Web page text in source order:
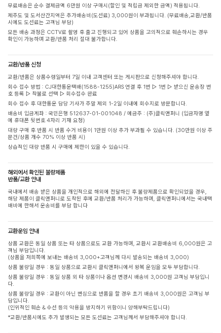
무료배송은 순수 결제금액 6만원 이상 구매시(할인 및 적립금 제외한 금액) 적용됩니다.
제주도 및 도서산간지역은 추가배송비(도선료) 3,000원이 부과됩니다. (무료배송,교환/반품
시에도 도선료는 고객님 부담)
모든 배송 과정은 CCTV로 촬영 후 출고 진행되고 있어 상품을 고의적으로 훼손하시는 경우
확인이 가능하며 교환/반품 처리 절대 불가합니다.
교환/반품 신청
교환/반품은 상품수령일부터 7일 이내 고객센터 또는 게시판으로 신청해주셔야 합니다.
회수 접수 방법 : CJ대한통운택배(1588-1255)ARS 연결 후 1번 ▷ 1번 ▷ 받으신 운송장 번
호 등록 ▷ 착불로 선택 ▷ 회수접수 완료
회수 접수 후 대한통운 담당 기사가 주말 제외 1-2일 이내에 회수지로 방문합니다.
배송비 입금계좌 : 국민은행 512637-01-001048 / 예금주 : (주)클릭앤퍼니 (입금자명 옆
에 휴대폰 뒷번호 4자리 기재 요청)
대량 구매 후 반품 시 반품 수거 비용이 1만원 이상 추가 부과될 수 있습니다. (30만원 이상 주
문건/상품 개수 70% 이상 반품 시)
상습적인 대량 반품 시 구매에 제한이 있을 수 있습니다.
해외에서 확인된 불량제품
반품/교환 안내
국내에서 배송 받은 상품을 개인적으로 해외에 전달하신 후 불량제품으로 확인되었을 경우,
해당 제품이 클릭앤퍼니로 도착된 후에 교환/반품 처리가 가능하며, 클릭앤퍼니에서는 국내택
배비에 한해서 운송비를 부담 합니다
교환운임 안내
상품 교환은 동일 상품 또는 타 상품으로도 교환 가능하며, 교환시 교환배송비 6,000원은 고
객님 부담입니다.
(상품을 저희쪽에 보내는 배송비 3,000+고객님께 다시 발송되는 배송비 3,000)
상품 불량일 경우 : 동일 상품으로 교환시 클릭앤퍼니에서 왕복 운임을 모두 부담합니다.
상품 불량일 경우 : 동일 상품 외 타 상품이나 옵션 변경시 배송비 3,000원 고객님 부담입니
다.
상품 불량일 경우 : 교환이 아닌 변심으로 반품을 할 경우 초기 배송비 3,000원은 고객님 부
담입니다.
(인위적인 훼손 & 수선 등의 악용을 방지하기 위함이니 양해부탁드립니다)
*교환/반품시에도 추가 발생되는 모든 도선료는 고객님께서 부담해주셔야 합니다.